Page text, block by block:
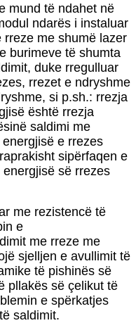
mund të ndahet në
ndarës i instaluar
rreze me shumë lazer
burimeve të shumta
duke rregulluar
rrezet e ndryshme
si p.sh.: rrezja
është rrezja
saldimi me
e rrezes
sipërfaqen e
së rrezes
me rezistencë të
e
me rreze me
sjelljen e avullimit të
të pishinës së
pllakës së çelikut të
e spërkatjes
saldimit.